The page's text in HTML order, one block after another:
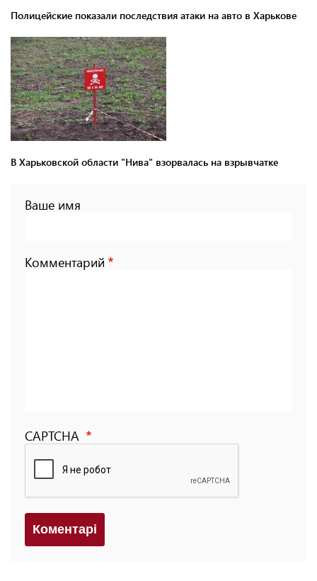
Полицейские показали последствия атаки на авто в Харькове
В Харьковской области "Нива" взорвалась на взрывчатке
Ваше имя
Комментарий
CAPTCHA
Коментарi